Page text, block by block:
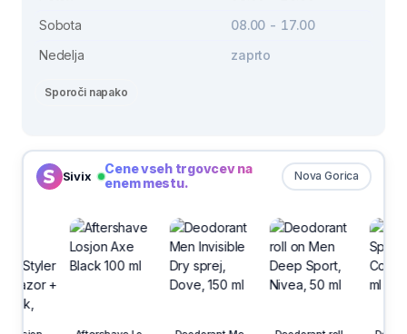
Sobota
08.00 - 17.00
Nedelja
zaprto
Sporoči napako
Sivix Nova Gorica
Cene vseh trgovcev na
enem mestu.